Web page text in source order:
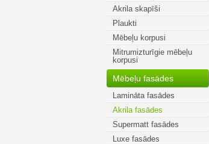
Akrila skapīši
Plaukti
Mēbeļu korpusi
Mitrumizturīgie mēbeļu
korpusi
Mēbeļu fasādes
Lamināta fasādes
Akrila fasādes
Supermatt fasādes
Luxe fasādes